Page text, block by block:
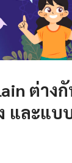
ต่าง
และแบ